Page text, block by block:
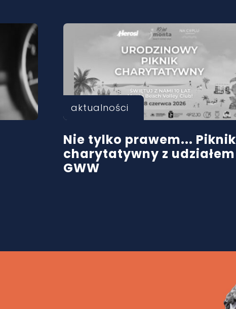
aktualności
Nie tylko prawem... Piknik
charytatywny z udziałem
GWW